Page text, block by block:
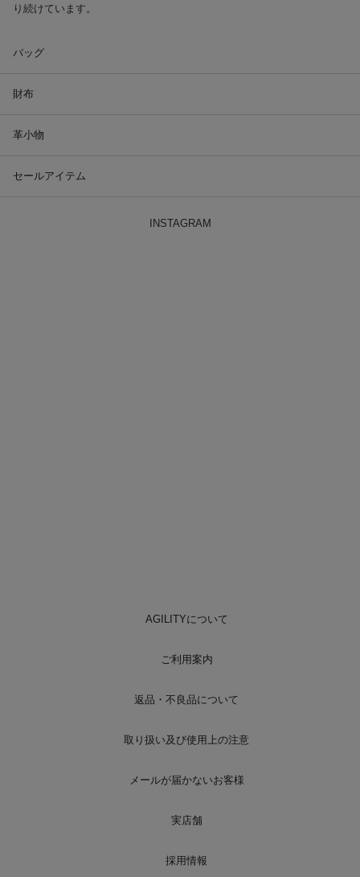
り続けています。
バッグ
財布
革小物
セールアイテム
INSTAGRAM
AGILITYについて
ご利用案内
返品・不良品について
取り扱い及び使用上の注意
メールが届かないお客様
実店舗
採用情報